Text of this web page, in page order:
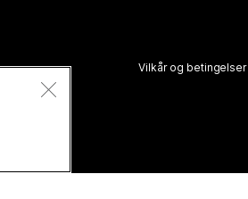
Vilkår og betingelser